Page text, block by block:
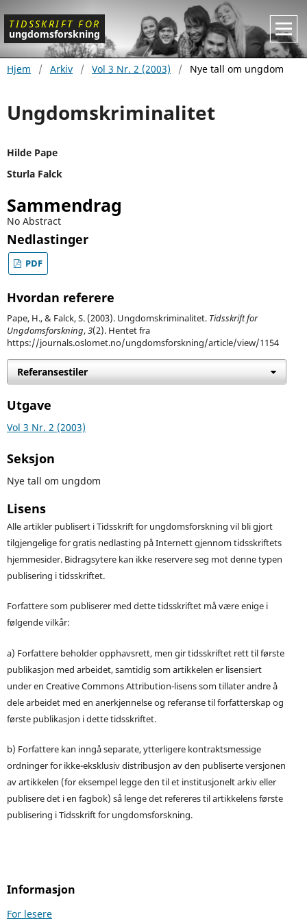
TIDSSKRIFT FOR
ungdomsforskning
Hjem / Arkiv / Vol 3 Nr. 2 (2003) / Nye tall om ungdom
Ungdomskriminalitet
Hilde Pape
Sturla Falck
Sammendrag
No Abstract
Nedlastinger
PDF
Hvordan referere
Pape, H., & Falck, S. (2003). Ungdomskriminalitet. Tidsskrift for
Ungdomsforskning,3(2). Hentet fra
https://journals.oslomet.no/ungdomsforskning/article/view/1154
Referansestiler
Utgave
Vol 3 Nr. 2 (2003)
Seksjon
Nye tall om ungdom
Lisens
Alle artikler publisert i Tidsskrift for ungdomsforskning vil bli gjort
tilgjengelige for gratis nedlasting på Internett gjennom tidsskriftets
hjemmesider. Bidragsytere kan ikke reservere seg mot denne typen
publisering i tidsskriftet.
Forfattere som publiserer med dette tidsskriftet må være enige i
følgende vilkår:
a) Forfattere beholder opphavsrett, men gir tidsskriftet rett til første
publikasjon med arbeidet, samtidig som artikkelen er lisensiert
under en Creative Commons Attribution-lisens som tillater andre å
dele arbeidet med en anerkjennelse og referanse til forfatterskap og
første publikasjon i dette tidsskriftet.
b) Forfattere kan inngå separate, ytterligere kontraktsmessige
ordninger for ikke-eksklusiv distribusjon av den publiserte versjonen
av artikkelen (for eksempel legge den til et institusjonelt arkiv eller
publisere det i en fagbok) så lenge det refereres til artikkelens første
publisering i Tidsskrift for ungdomsforskning.
Informasjon
For lesere